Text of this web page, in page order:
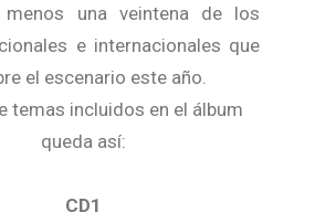
una veintena de los
e internacionales que
el escenario este año.
temas incluidos en el álbum
queda así:
CD1